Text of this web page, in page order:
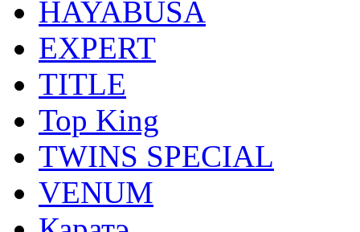
HAYABUSA
EXPERT
TITLE
Top King
TWINS SPECIAL
VENUM